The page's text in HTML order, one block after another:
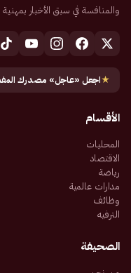
والمنافسة في سبق الأخبار
★اجعل «عاجل» مصدرك
الأقسام
المحليات
الاقتصاد
رياضة
مدارات عالمية
وظائف
الترفيه
الصحيفة